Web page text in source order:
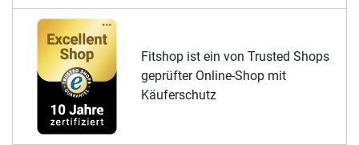
Fitshop ist ein von Trusted Shops
geprüfter Online-Shop mit
Käuferschutz